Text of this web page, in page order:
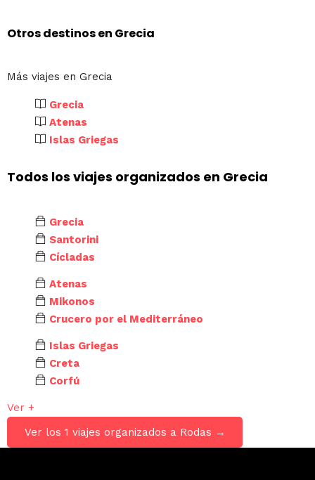
Otros destinos en Grecia
Más viajes en Grecia
Grecia
Atenas
Islas Griegas
Todos los viajes organizados en Grecia
Grecia
Santorini
Cícladas
Atenas
Mikonos
Crucero por el Mediterráneo
Islas Griegas
Creta
Corfú
Ver +
Ver los 1 viajes organizados a Rodas →